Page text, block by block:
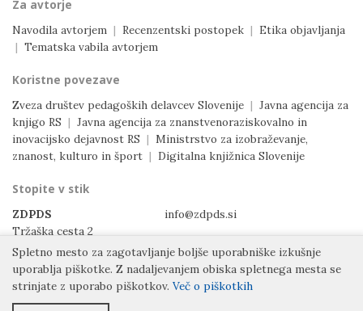
Za avtorje
Navodila avtorjem | Recenzentski postopek | Etika objavljanja
| Tematska vabila avtorjem
Koristne povezave
Zveza društev pedagoških delavcev Slovenije | Javna agencija za
knjigo RS | Javna agencija za znanstvenoraziskovalno in
inovacijsko dejavnost RS | Ministrstvo za izobraževanje,
znanost, kulturo in šport | Digitalna knjižnica Slovenije
Stopite v stik
ZDPDS
Tržaška cesta 2
1000 Ljubljana
Slovenija
info@zdpds.si
Spletno mesto za zagotavljanje boljše uporabniške izkušnje
uporablja piškotke. Z nadaljevanjem obiska spletnega mesta se
strinjate z uporabo piškotkov. Več o piškotkih